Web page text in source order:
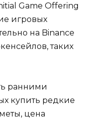
Game Offering
игровых
на Binance
таких
ранними
купить редкие
цена